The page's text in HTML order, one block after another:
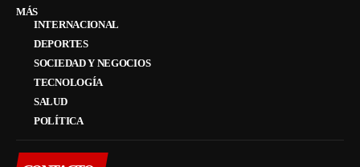
MÁS
INTERNACIONAL
DEPORTES
SOCIEDAD Y NEGOCIOS
TECNOLOGÍA
SALUD
POLÍTICA